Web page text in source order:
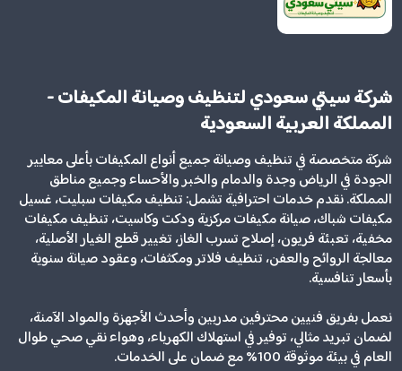
شركة سيتي سعودي لتنظيف وصيانة المكيفات -
المملكة العربية السعودية
شركة متخصصة في تنظيف وصيانة جميع أنواع المكيفات بأعلى معايير
الجودة في الرياض وجدة والدمام والخبر والأحساء وجميع مناطق
المملكة. نقدم خدمات احترافية تشمل: تنظيف مكيفات سبليت، غسيل
مكيفات شباك، صيانة مكيفات مركزية ودكت وكاسيت، تنظيف مكيفات
مخفية، تعبئة فريون، إصلاح تسرب الغاز، تغيير قطع الغيار الأصلية،
معالجة الروائح والعفن، تنظيف فلاتر ومكثفات، وعقود صيانة سنوية
بأسعار تنافسية.
نعمل بفريق فنيين محترفين مدربين وأحدث الأجهزة والمواد الآمنة،
لضمان تبريد مثالي، توفير في استهلاك الكهرباء، وهواء نقي صحي طوال
العام في بيئة موثوقة 100% مع ضمان على الخدمات.